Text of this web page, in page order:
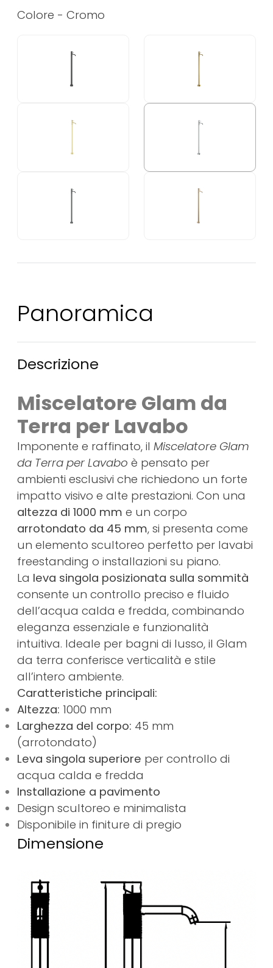
Colore - Cromo
Panoramica
Descrizione
Miscelatore Glam da
Terra per Lavabo
Imponente e raffinato, il Miscelatore Glam
da Terra per Lavabo è pensato per
ambienti esclusivi che richiedono un forte
impatto visivo e alte prestazioni. Con una
altezza di 1000 mm e un corpo
arrotondato da 45 mm, si presenta come
un elemento scultoreo perfetto per lavabi
freestanding o installazioni su piano.
La leva singola posizionata sulla sommità
consente un controllo preciso e fluido
dell’acqua calda e fredda, combinando
eleganza essenziale e funzionalità
intuitiva. Ideale per bagni di lusso, il Glam
da terra conferisce verticalità e stile
all’intero ambiente.
Caratteristiche principali:
Altezza: 1000 mm
Larghezza del corpo: 45 mm
(arrotondato)
Leva singola superiore per controllo di
acqua calda e fredda
Installazione a pavimento
Design scultoreo e minimalista
Disponibile in finiture di pregio
Dimensione